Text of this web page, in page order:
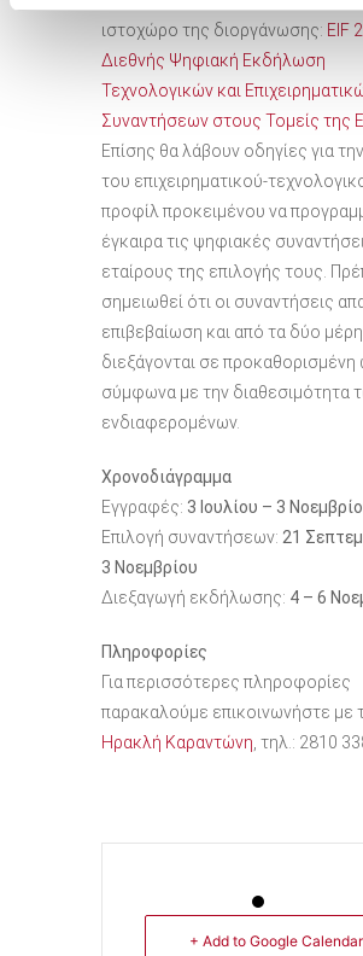
ιστοχώρο της διοργάνωσης: EΙF
Διεθνής Ψηφιακή Εκδήλωση
Τεχνολογικών και
Συναντήσεων στους Τομείς της
Επίσης θα λάβουν οδηγίες για
του επιχειρηματικού-
προφίλ προκειμένου να
έγκαιρα τις ψηφιακές
εταίρους της επιλογής τους.
σημειωθεί ότι οι συναντήσεις
επιβεβαίωση και από τα δύο μέρη
διεξάγονται σε προκαθορισμένη
σύμφωνα με την διαθεσιμότητα
ενδιαφερομένων.
Χρονοδιάγραμμα
Εγγραφές: 3 Ιουλίου – 3
Επιλογή συναντήσεων: 21
3 Νοεμβρίου
Διεξαγωγή εκδήλωσης: 4 – 6
Πληροφορίες
Για περισσότερες πληροφορίες
παρακαλούμε επικοινωνήστε με
Ηρακλή Καραντώνη, τηλ.: 2810
+ Add to Google Calendar